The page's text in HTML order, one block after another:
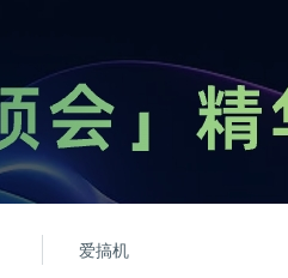
爱搞机